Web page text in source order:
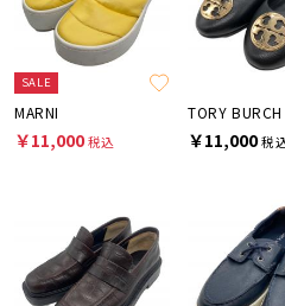
SALE
MARNI
￥11,000税込
TORY BURCH
￥11,000税